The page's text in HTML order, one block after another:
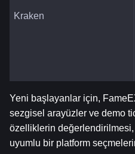
Kraken
Yeni başlayanlar için,
sezgisel arayüzler ve demo
özelliklerin
uyumlu bir platform